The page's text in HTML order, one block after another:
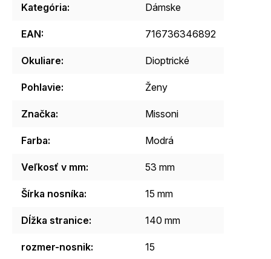
Kategória: Dámske
EAN: 716736346892
Okuliare: Dioptrické
Pohlavie: Ženy
Značka: Missoni
Farba: Modrá
Veľkosť v mm: 53 mm
Šírka nosníka: 15 mm
Dĺžka stranice: 140 mm
rozmer-nosnik: 15